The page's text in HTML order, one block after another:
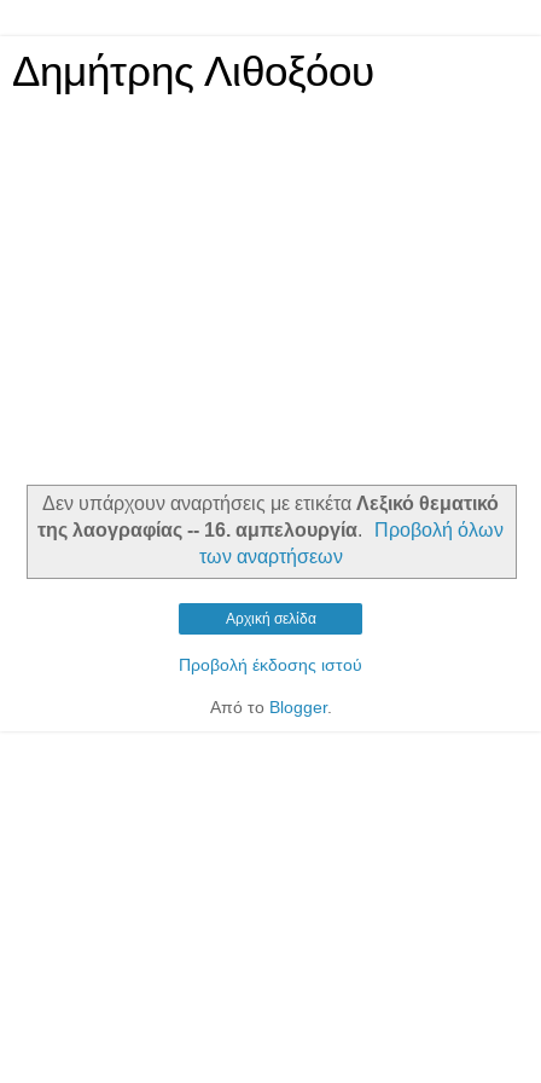
Δημήτρης Λιθοξόου
Δεν υπάρχουν αναρτήσεις με ετικέτα Λεξικό θεματικό
της λαογραφίας -- 16. αμπελουργία.
Προβολή όλων
των αναρτήσεων
Αρχική σελίδα
Προβολή έκδοσης ιστού
Από το Blogger.